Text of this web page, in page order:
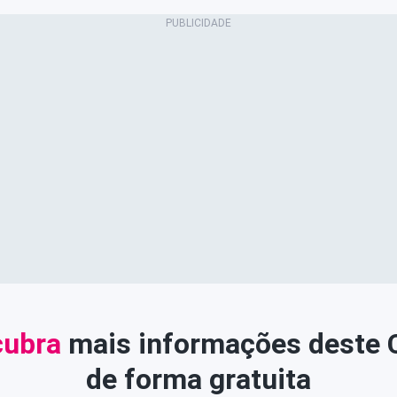
mais informações deste
de forma gratuita